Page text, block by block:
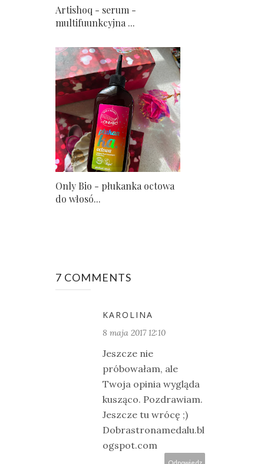
Artishoq - serum -
multifuunkcyjna ...
Only Bio - płukanka octowa
do włosó...
7 COMMENTS
KAROLINA
8 maja 2017 12:10
Jeszcze nie
próbowałam, ale
Twoja opinia wygląda
kusząco. Pozdrawiam.
Jeszcze tu wrócę ;)
Dobrastronamedalu.bl
ogspot.com
Odpowiedz